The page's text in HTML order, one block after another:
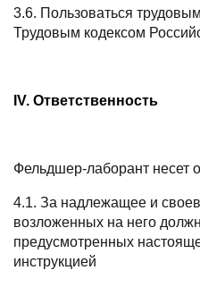
3.6. Пользоваться
Трудовым кодексом
V. Ответственность
Фельдшер-лаборант несет
4.1. За надлежащее и
возложенных на него
предусмотренных
инструкцией